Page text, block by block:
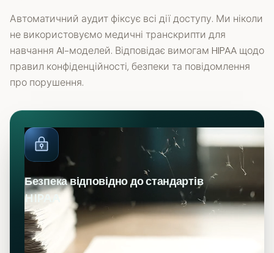
Автоматичний аудит фіксує всі дії доступу. Ми ніколи
не використовуємо медичні транскрипти для
навчання AI-моделей. Відповідає вимогам HIPAA щодо
правил конфіденційності, безпеки та повідомлення
про порушення.
Безпека відповідно до стандартів
HIPAA